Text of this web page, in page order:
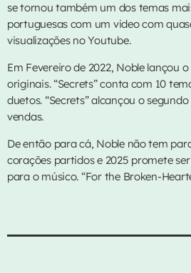
se tornou também um dos temas
portuguesas com um video com
visualizações no Youtube.
Em Fevereiro de 2022, Noble lançou
originais. “Secrets” conta com 10
duetos. “Secrets” alcançou o
vendas.
De então para cá, Noble não tem
corações partidos e 2025 promete
para o músico. “For the Broken-